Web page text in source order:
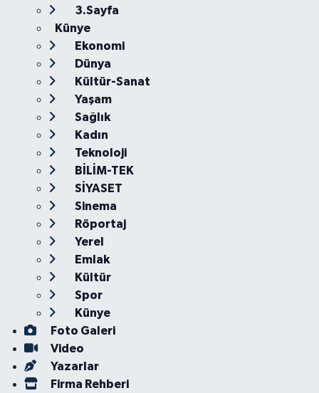
3.Sayfa
Künye
Ekonomi
Dünya
Kültür-Sanat
Yaşam
Sağlık
Kadın
Teknoloji
BİLİM-TEK
SİYASET
Sinema
Röportaj
Yerel
Emlak
Kültür
Spor
Künye
Foto Galeri
Video
Yazarlar
Firma Rehberi